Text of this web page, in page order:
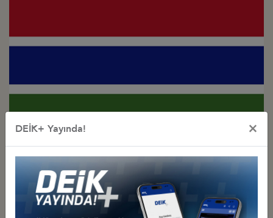
İş Konseyi
DEİK+ Yayında! ×